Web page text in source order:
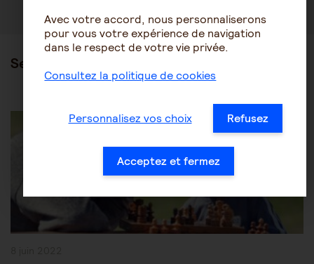
Ses articles
Category:
Avec votre accord, nous personnaliserons
pour vous votre expérience de navigation
dans le respect de votre vie privée.
Consultez la politique de cookies
Personnalisez vos choix Refusez
Acceptez et fermez